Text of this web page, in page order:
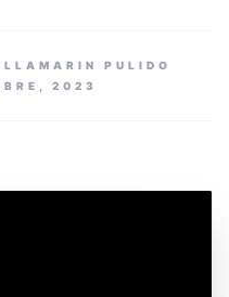
PULIDO
2023